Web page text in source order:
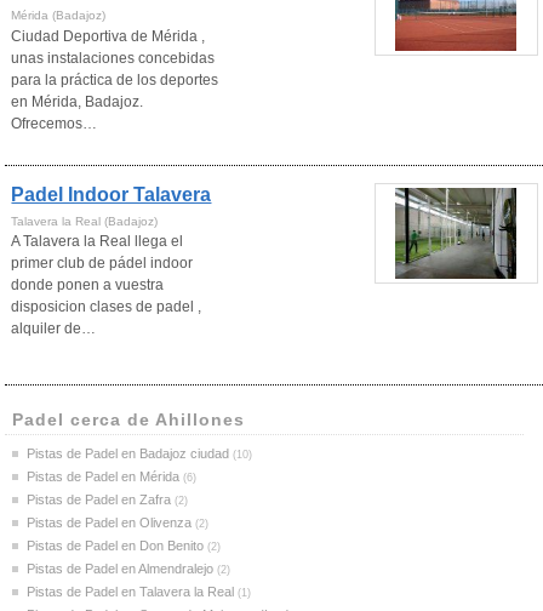
Mérida (Badajoz)
Ciudad Deportiva de Mérida ,
unas instalaciones concebidas
para la práctica de los deportes
en Mérida, Badajoz.
Ofrecemos…
Padel Indoor Talavera
Talavera la Real (Badajoz)
A Talavera la Real llega el
primer club de pádel indoor
donde ponen a vuestra
disposicion clases de padel ,
alquiler de…
Padel cerca de Ahillones
Pistas de Padel en Badajoz ciudad (10)
Pistas de Padel en Mérida (6)
Pistas de Padel en Zafra (2)
Pistas de Padel en Olivenza (2)
Pistas de Padel en Don Benito (2)
Pistas de Padel en Almendralejo (2)
Pistas de Padel en Talavera la Real (1)